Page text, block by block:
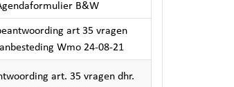
B&W
art 35 vragen
Wmo 24-08-21
art. 35 vragen dhr.